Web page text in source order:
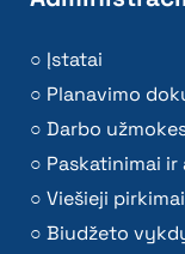
Įstatai
Planavimo
Darbo
Paskatinimai
Viešieji pirkimai
Biudžeto